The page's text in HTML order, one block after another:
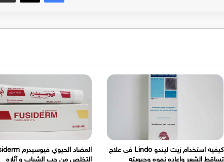
كيفيه استخدام زيت ليندو Lindo فى علاج
تساقط الشعر واعاده نموه وحيويته
التخلص من حب الشباب و آثاره